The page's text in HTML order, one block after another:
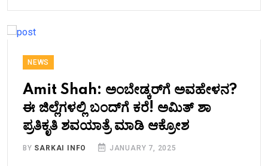
NEWS
Amit Shah: ಅಂಬೇಡ್ಕರ್‌ಗೆ ಅವಹೇಳನ?
ಈ ಜಿಲ್ಲೆಗಳಲ್ಲಿ ಬಂದ್‌ಗೆ ಕರೆ! ಅಮಿತ್ ಶಾ
ಪ್ರತಿಕೃತಿ ಶವಯಾತ್ರೆ ಮಾಡಿ ಆಕ್ರೋಶ
BY SARKAI INFO JANUARY 7, 2025